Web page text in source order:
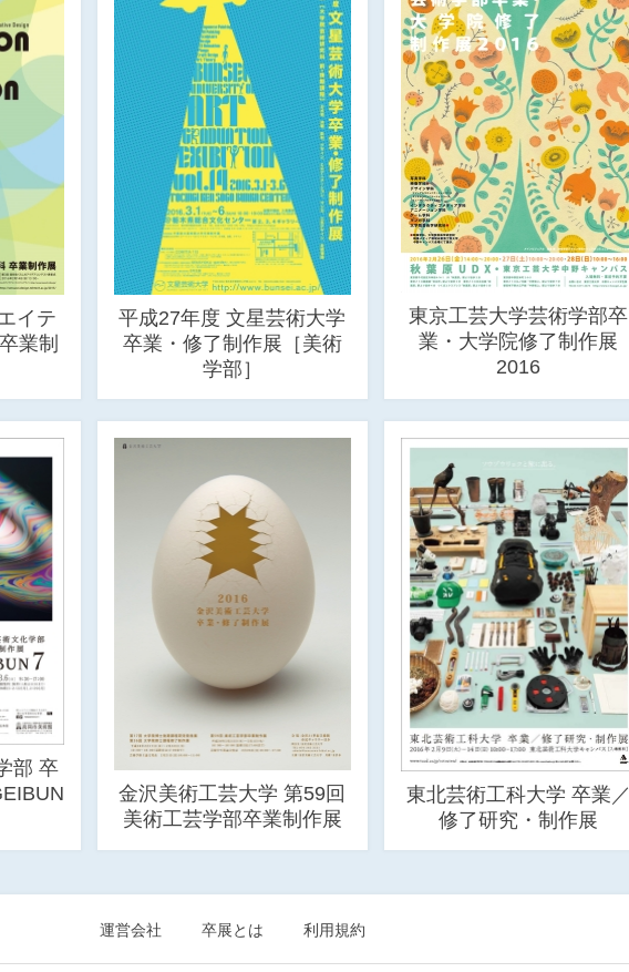
イテ
業制
平成27年度 文星芸術大学
卒業・修了制作展［美術
学部］
東京工芸大学芸術学部卒
業・大学院修了制作展
2016
部 卒
金沢美術工芸大学 第59回
美術工芸学部卒業制作展
東北芸術工科大学 卒業／
修了研究・制作展
運営会社 卒展とは 利用規約